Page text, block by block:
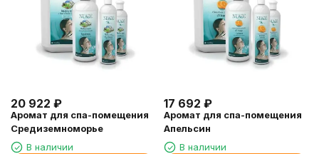
20 922 ₽
Аромат для спа-помещения
Средиземноморье
В наличии
17 692 ₽
Аромат для спа-помещения
Апельсин
В наличии